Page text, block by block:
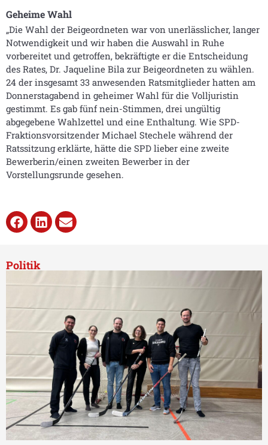
Geheime Wahl
„Die Wahl der Beigeordneten war von unerlässlicher, langer
Notwendigkeit und wir haben die Auswahl in Ruhe
vorbereitet und getroffen, bekräftigte er die Entscheidung
des Rates, Dr. Jaqueline Bila zur Beigeordneten zu wählen.
24 der insgesamt 33 anwesenden Ratsmitglieder hatten am
Donnerstagabend in geheimer Wahl für die Volljuristin
gestimmt. Es gab fünf nein-Stimmen, drei ungültig
abgegebene Wahlzettel und eine Enthaltung. Wie SPD-
Fraktionsvorsitzender Michael Stechele während der
Ratssitzung erklärte, hätte die SPD lieber eine zweite
Bewerberin/einen zweiten Bewerber in der
Vorstellungsrunde gesehen.
Politik